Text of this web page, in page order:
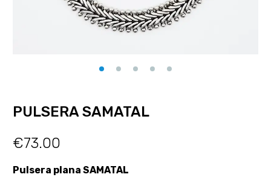
PULSERA SAMATAL
€73.00
Pulsera plana SAMATAL